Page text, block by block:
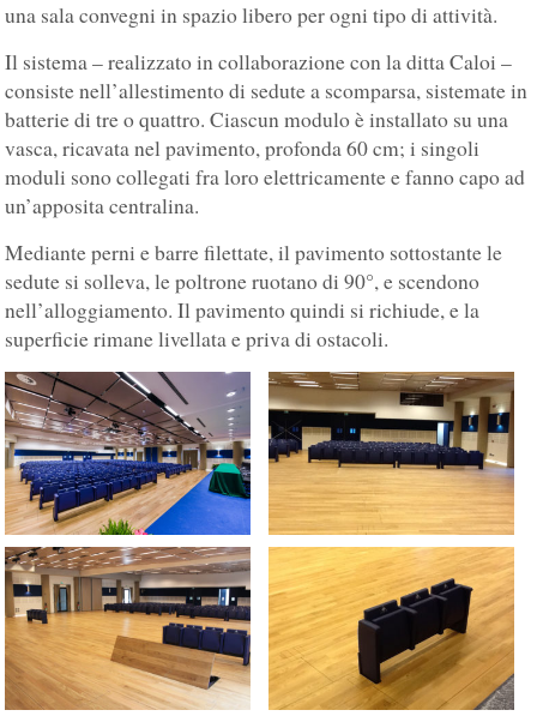
una sala convegni in spazio libero per ogni tipo di attività.
Il sistema – realizzato in collaborazione con la ditta Caloi –
consiste nell’allestimento di sedute a scomparsa, sistemate in
batterie di tre o quattro. Ciascun modulo è installato su una
vasca, ricavata nel pavimento, profonda 60 cm; i singoli
moduli sono collegati fra loro elettricamente e fanno capo ad
un’apposita centralina.
Mediante perni e barre filettate, il pavimento sottostante le
sedute si solleva, le poltrone ruotano di 90°, e scendono
nell’alloggiamento. Il pavimento quindi si richiude, e la
superficie rimane livellata e priva di ostacoli.